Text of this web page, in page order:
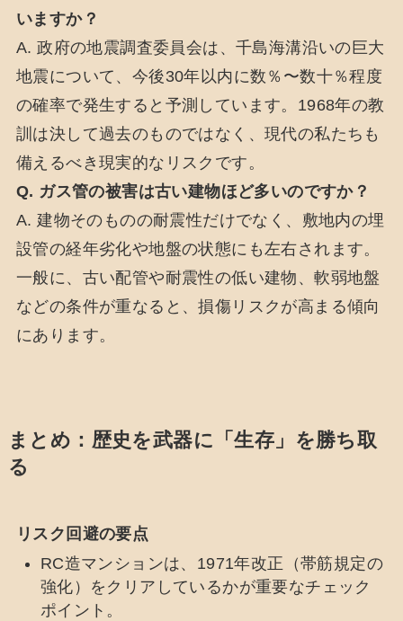
いますか？
A. 政府の地震調査委員会は、千島海溝沿いの巨大
地震について、今後30年以内に数％〜数十％程度
の確率で発生すると予測しています。1968年の教
訓は決して過去のものではなく、現代の私たちも
備えるべき現実的なリスクです。
Q. ガス管の被害は古い建物ほど多いのですか？
A. 建物そのものの耐震性だけでなく、敷地内の埋
設管の経年劣化や地盤の状態にも左右されます。
一般に、古い配管や耐震性の低い建物、軟弱地盤
などの条件が重なると、損傷リスクが高まる傾向
にあります。
まとめ：歴史を武器に「生存」を勝ち取
る
リスク回避の要点
RC造マンションは、1971年改正（帯筋規定の
強化）をクリアしているかが重要なチェック
ポイント。